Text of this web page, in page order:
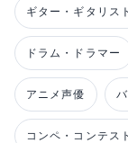
ギター・ギタリスト
ドラム・ドラマー
アニメ声優
コンペ・コンテスト